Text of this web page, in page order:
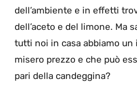
dell’ambiente e in effetti
dell’aceto e del limone. Ma
tutti noi in casa abbiamo un
misero prezzo e che può
pari della candeggina?